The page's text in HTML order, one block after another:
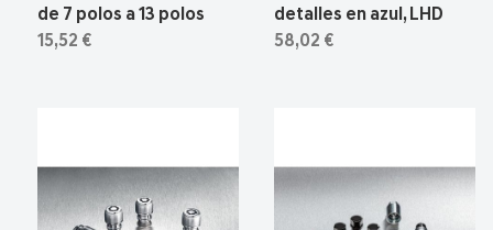
de 7 polos a 13 polos
15,52 €
detalles en azul, LHD
58,02 €